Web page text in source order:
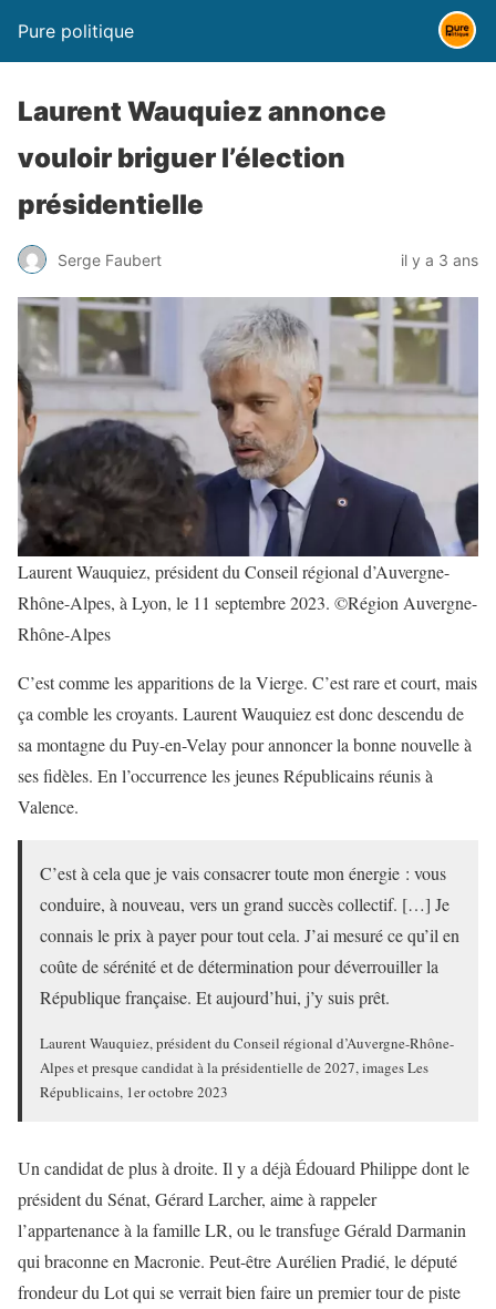
Pure politique
Laurent Wauquiez annonce
vouloir briguer l’élection
présidentielle
Serge Faubert il y a 3 ans
Laurent Wauquiez, président du Conseil régional d’Auvergne-
Rhône-Alpes, à Lyon, le 11 septembre 2023. ©Région Auvergne-
Rhône-Alpes
C’est comme les apparitions de la Vierge. C’est rare et court, mais
ça comble les croyants. Laurent Wauquiez est donc descendu de
sa montagne du Puy-en-Velay pour annoncer la bonne nouvelle à
ses fidèles. En l’occurrence les jeunes Républicains réunis à
Valence.
C’est à cela que je vais consacrer toute mon énergie : vous
conduire, à nouveau, vers un grand succès collectif. […] Je
connais le prix à payer pour tout cela. J’ai mesuré ce qu’il en
coûte de sérénité et de détermination pour déverrouiller la
République française. Et aujourd’hui, j’y suis prêt.
Laurent Wauquiez, président du Conseil régional d’Auvergne-Rhône-
Alpes et presque candidat à la présidentielle de 2027, images Les
Républicains, 1er octobre 2023
Un candidat de plus à droite. Il y a déjà Édouard Philippe dont le
président du Sénat, Gérard Larcher, aime à rappeler
l’appartenance à la famille LR, ou le transfuge Gérald Darmanin
qui braconne en Macronie. Peut-être Aurélien Pradié, le député
frondeur du Lot qui se verrait bien faire un premier tour de piste